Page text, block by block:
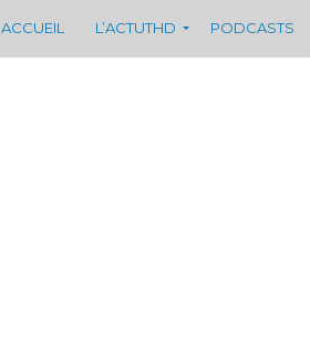
ACCUEIL L’ACTUTHD PODCASTS